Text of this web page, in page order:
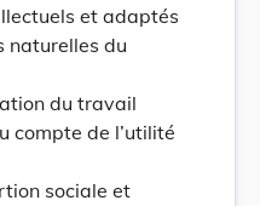
et adaptés
naturelles du
du travail
compte de l’utilité
sociale et